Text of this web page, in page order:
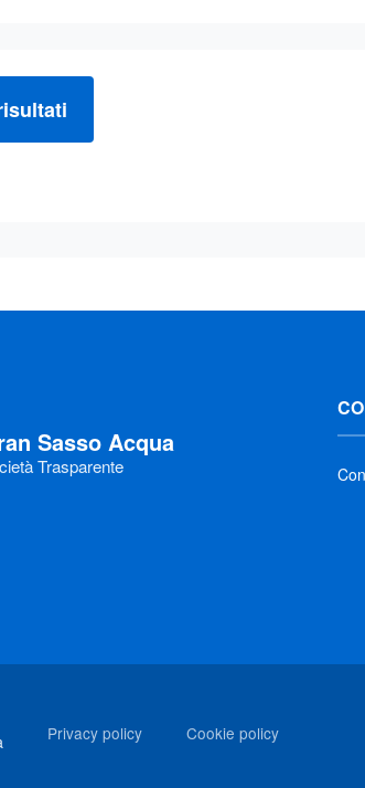
Sasso Acqua
Trasparente
Privacy policy Cookie policy